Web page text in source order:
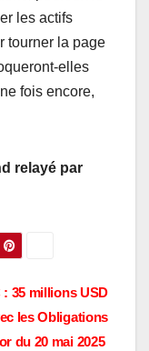
les actifs
tourner la page
elles
fois encore,
relayé par
: 35 millions USD
les Obligations
du 20 mai 2025